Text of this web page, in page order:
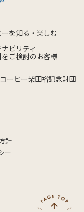
ーを知る・楽しむ
ビリティ
をご検討のお客様
ーヒー柴田裕記念財団
針
ー